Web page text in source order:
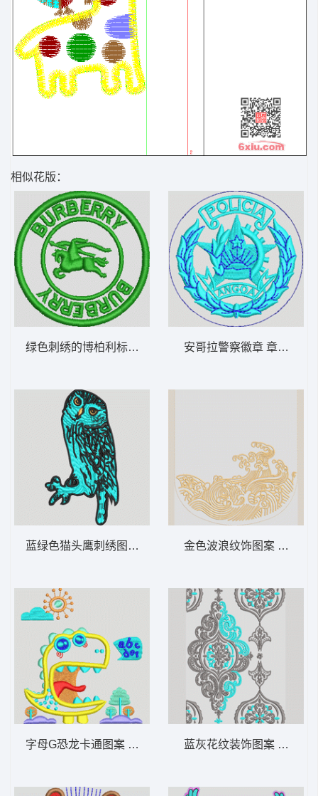
相似花版：
绿色刺绣的博柏利标志 保罗 polo
蓝绿色猫头鹰刺绣图案 猫头鹰
字母G恐龙卡通图案 恐龙
安哥拉警察徽章 章警察
金色波浪纹饰图案 波浪
蓝灰花纹装饰图案 欧式